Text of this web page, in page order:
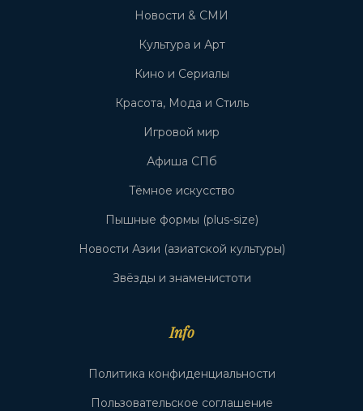
Новости & СМИ
Культура и Арт
Кино и Сериалы
Красота, Мода и Стиль
Игровой мир
Афиша СПб
Тёмное искусство
Пышные формы (plus-size)
Новости Азии (азиатской культуры)
Звёзды и знаменистоти
Info
Политика конфиденциальности
Пользовательское соглашение